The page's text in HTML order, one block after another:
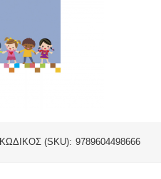
ΚΩΔΙΚΟΣ (SKU): 9789604498666